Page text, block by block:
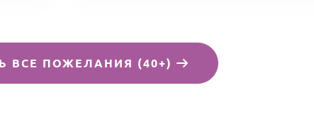
ВСЕ ПОЖЕЛАНИЯ (40+)